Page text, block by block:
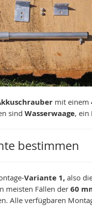
mit einem
sind Wasserwaage, ein
bestimmen
Variante 1, also
meisten Fällen der 60
Alle verfügbaren